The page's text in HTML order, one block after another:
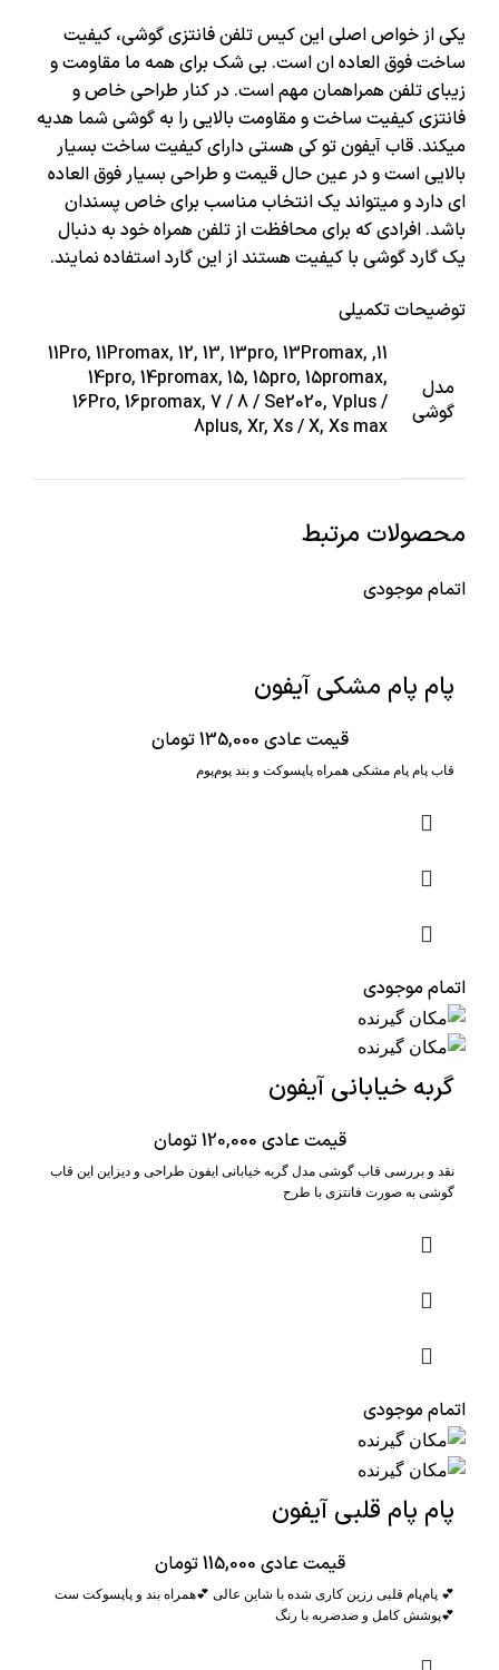
یکی از خواص اصلی این کیس تلفن فانتزی گوشی، کیفیت
ساخت فوق العاده ان است. بی شک برای همه ما مقاومت و
زیبای تلفن همراهمان مهم است. در کنار طراحی خاص و
فانتزی کیفیت ساخت و مقاومت بالایی را به گوشی شما هدیه
میکند. قاب آیفون تو کی هستی دارای کیفیت ساخت بسیار
بالایی است و در عین حال قیمت و طراحی بسیار فوق العاده
ای دارد و میتواند یک انتخاب مناسب برای خاص پسندان
باشد. افرادی که برای محافظت از تلفن همراه خود به دنبال
یک گارد گوشی با کیفیت هستند از این گارد استفاده نمایند.
توضیحات تکمیلی
مدل
گوشی
11, 11Pro, 11Promax, 12, 13, 13pro, 13Promax,
14pro, 14promax, 15, 15pro, 15promax,
16Pro, 16promax, 7 / 8 / Se2020, 7plus /
8plus, Xr, Xs / X, Xs max
محصولات مرتبط
اتمام موجودی
پام پام مشکی آیفون
قیمت عادی 135,000تومان
قاب پام‌ پام مشکی همراه پاپسوکت و بند پوم‌پوم
اتمام موجودی
گربه خیابانی آیفون
قیمت عادی 120,000تومان
نقد و بررسی قاب گوشی مدل گربه خیابانی ایفون طراحی و دیزاین این قاب
گوشی به صورت فانتزی با طرح
اتمام موجودی
پام پام قلبی آیفون
قیمت عادی 115,000تومان
💕 پام‌پام قلبی رزین کاری شده با شاین عالی 💕همراه بند و پاپسوکت ست
💕پوشش کامل و ضدضربه با رنگ